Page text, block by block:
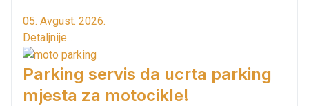
05. Avgust. 2026.
Detaljnije...
Parking servis da ucrta parking
mjesta za motocikle!